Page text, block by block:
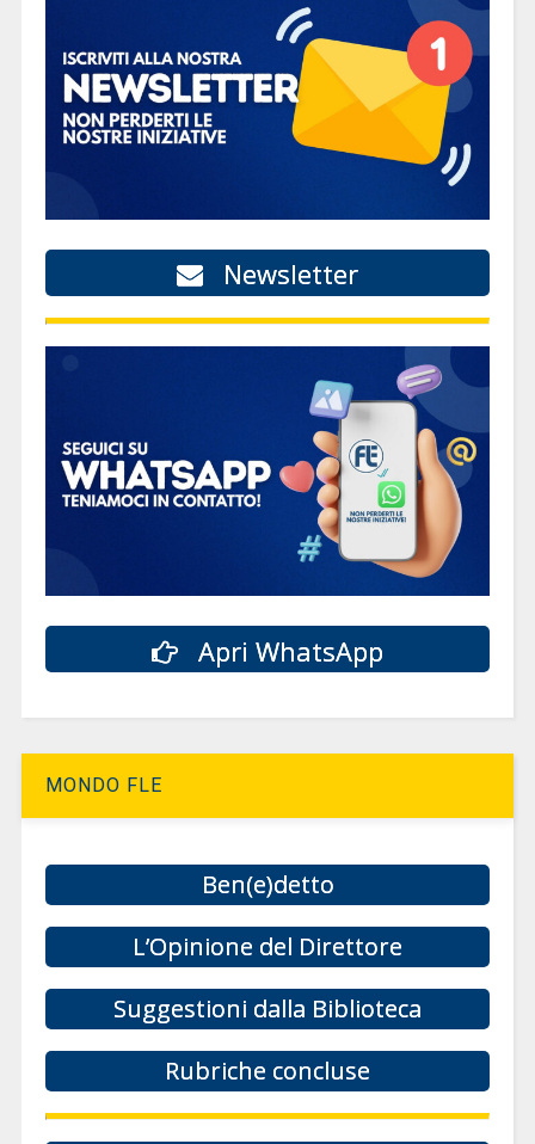
Newsletter
Apri WhatsApp
MONDO FLE
Ben(e)detto
L’Opinione del Direttore
Suggestioni dalla Biblioteca
Rubriche concluse